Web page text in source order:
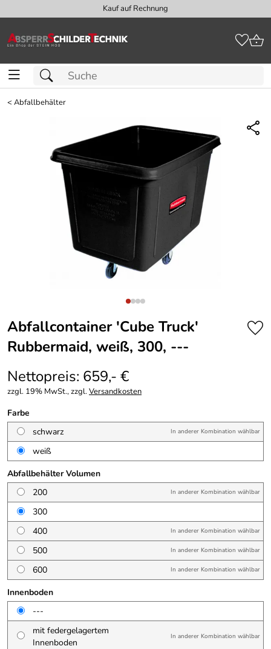
Kauf auf Rechnung
<Abfallbehälter
Abfallcontainer 'Cube Truck'
Rubbermaid, weiß, 300, ---
Nettopreis: 659,- €
zzgl. 19% MwSt., zzgl.Versandkosten
Farbe
schwarz
In anderer Kombination wählbar
weiß
Abfallbehälter Volumen
200
In anderer Kombination wählbar
300
400
In anderer Kombination wählbar
500 In anderer Kombination wählbar
600 In anderer Kombination wählbar
Innenboden
---
mit federgelagertem
Innenboden
In anderer Kombination wählbar